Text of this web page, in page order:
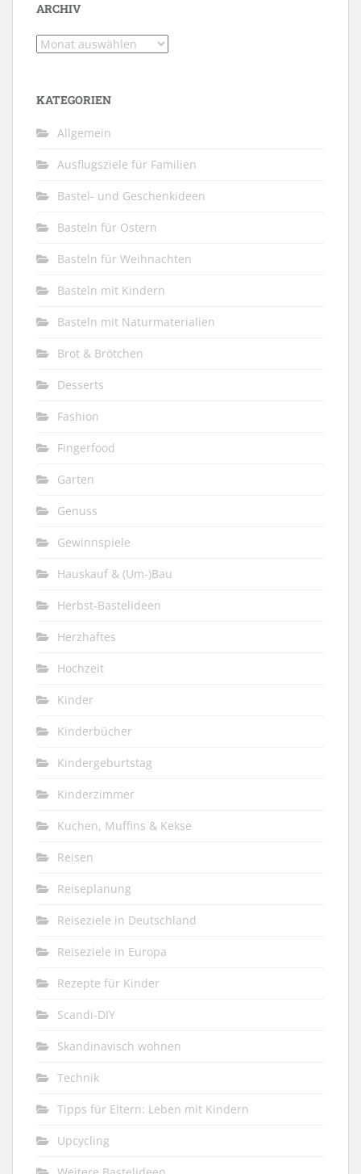
ARCHIV
Archiv
KATEGORIEN
Allgemein
Ausflugsziele für Familien
Bastel- und Geschenkideen
Basteln für Ostern
Basteln für Weihnachten
Basteln mit Kindern
Basteln mit Naturmaterialien
Brot & Brötchen
Desserts
Fashion
Fingerfood
Garten
Genuss
Gewinnspiele
Hauskauf & (Um-)Bau
Herbst-Bastelideen
Herzhaftes
Hochzeit
Kinder
Kinderbücher
Kindergeburtstag
Kinderzimmer
Kuchen, Muffins & Kekse
Reisen
Reiseplanung
Reiseziele in Deutschland
Reiseziele in Europa
Rezepte für Kinder
Scandi-DIY
Skandinavisch wohnen
Technik
Tipps für Eltern: Leben mit Kindern
Upcycling